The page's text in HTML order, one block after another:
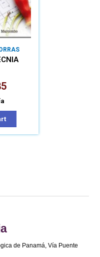
de Panamá, Vía Puente